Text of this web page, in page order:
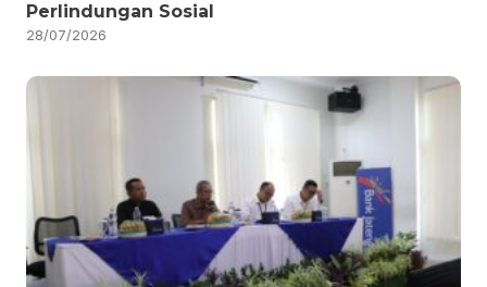
Perlindungan Sosial
28/07/2026